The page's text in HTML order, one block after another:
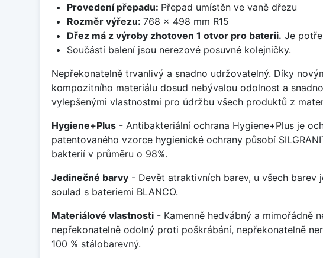
Provedení přepadu: Přepad umístěn ve vaně dřezu
Rozměr výřezu: 768 x 498 mm R15
Dřez má z výroby zhotoven 1 otvor pro baterii. Je
Součástí balení jsou nerezové posuvné kolejničky.
Nepřekonatelně trvanlivý a snadno udržovatelný. Díky
kompozitního materiálu dosud nebývalou odolnost a
vylepšenými vlastnostmi pro údržbu všech produktů z
Hygiene+Plus - Antibakteriální ochrana Hygiene+Plus je
patentovaného vzorce hygienické ochrany působí
bakterií v průměru o 98%.
Jedinečné barvy - Devět atraktivních barev, u všech barev
soulad s bateriemi BLANCO.
Materiálové vlastnosti - Kamenně hedvábný a mimořádně
nepřekonatelně odolný proti poškrábání, nepřekonatelně
100 % stálobarevný.